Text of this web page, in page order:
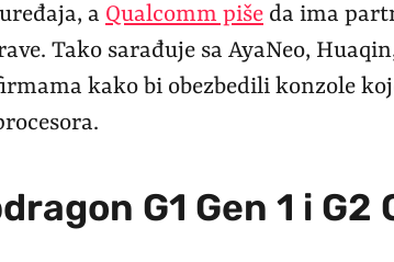
a Qualcomm piše da ima
Tako sarađuje sa AyaNeo,
kako bi obezbedili konzole
G1 Gen 1 i G2